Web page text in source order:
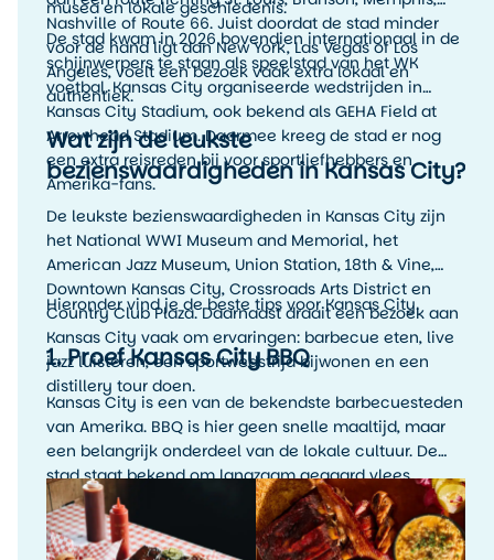
musea en lokale geschiedenis.
Nashville of Route 66. Juist doordat de stad minder
voor de hand ligt dan New York, Las Vegas of Los
Angeles, voelt een bezoek vaak extra lokaal en
authentiek.
De stad kwam in 2026 bovendien internationaal in de
schijnwerpers te staan als speelstad van het WK
voetbal. Kansas City organiseerde wedstrijden in
Kansas City Stadium, ook bekend als GEHA Field at
Arrowhead Stadium. Daarmee kreeg de stad er nog
een extra reisreden bij voor sportliefhebbers en
Amerika-fans.
Wat zijn de leukste
bezienswaardigheden in Kansas City?
De leukste bezienswaardigheden in Kansas City zijn
het National WWI Museum and Memorial, het
American Jazz Museum, Union Station, 18th & Vine,
Downtown Kansas City, Crossroads Arts District en
Country Club Plaza. Daarnaast draait een bezoek aan
Kansas City vaak om ervaringen: barbecue eten, live
jazz luisteren, een sportwedstrijd bijwonen en een
distillery tour doen.
Hieronder vind je de beste tips voor Kansas City.
1. Proef Kansas City BBQ
Kansas City is een van de bekendste barbecuesteden
van Amerika. BBQ is hier geen snelle maaltijd, maar
een belangrijk onderdeel van de lokale cultuur. De
stad staat bekend om langzaam gegaard vlees,
rokerige smaken, rijke sauzen en veel variatie. Denk
aan ribs, brisket, pulled pork, burnt ends en
rijkgevulde barbecueplates.